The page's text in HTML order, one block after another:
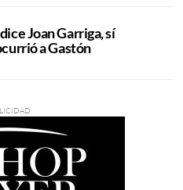
Joan Garriga, sí
a Gastón